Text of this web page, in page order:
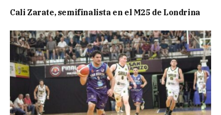
Cali Zarate, semifinalista en el M25 de Londrina